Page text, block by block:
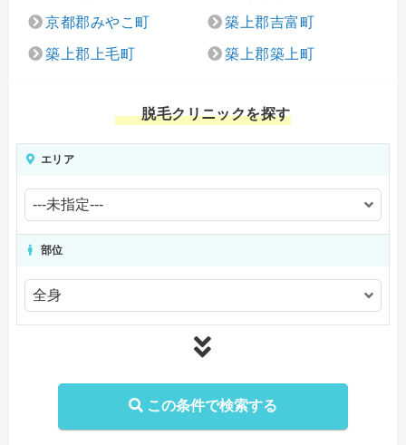
京都郡みやこ町 築上郡吉富町
築上郡上毛町 築上郡築上町
脱毛クリニックを探す
エリア
部位